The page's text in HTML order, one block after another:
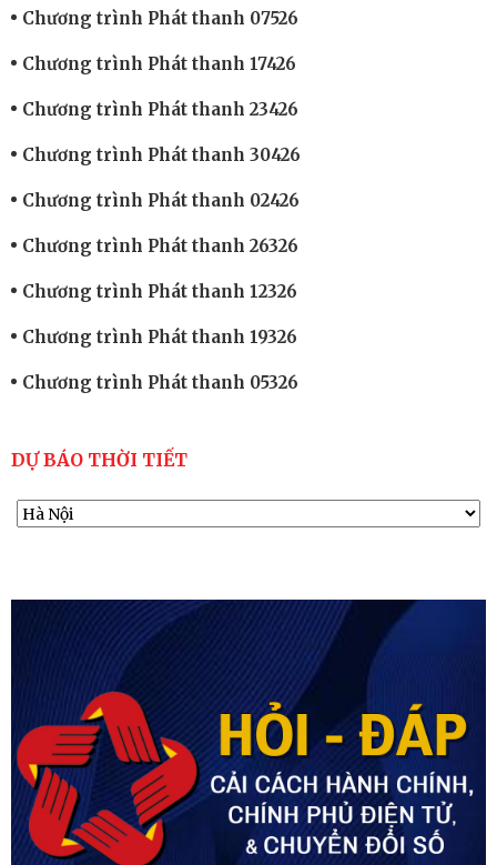
Chương trình Phát thanh 07526
Chương trình Phát thanh 17426
Chương trình Phát thanh 23426
Chương trình Phát thanh 30426
Chương trình Phát thanh 02426
Chương trình Phát thanh 26326
Chương trình Phát thanh 12326
Chương trình Phát thanh 19326
Chương trình Phát thanh 05326
DỰ BÁO THỜI TIẾT